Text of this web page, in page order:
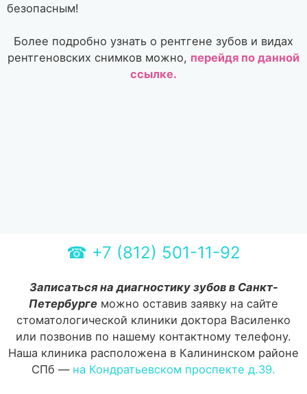
безопасным!
Более подробно узнать о рентгене зубов и видах
рентгеновских снимков можно, перейдя по данной
ссылке.
☎ +7 (812) 501-11-92
Записаться на диагностику зубов в Санкт-
Петербурге можно оставив заявку на сайте
стоматологической клиники доктора Василенко
или позвонив по нашему контактному телефону.
Наша клиника расположена в Калининском районе
СПб — на Кондратьевском проспекте д.39.